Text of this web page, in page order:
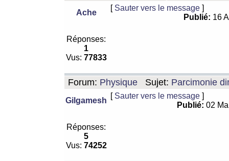
Ache
[ Sauter vers le message ]
Publié: 16
Réponses:
1
Vus: 77833
Forum: Physique Sujet: Parcimonie
Gilgamesh
[ Sauter vers le message ]
Publié: 02
Réponses:
5
Vus: 74252